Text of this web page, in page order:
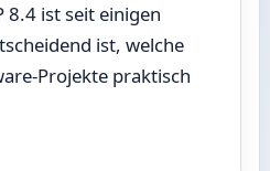
8.4 ist seit einigen
ist, welche
Projekte praktisch